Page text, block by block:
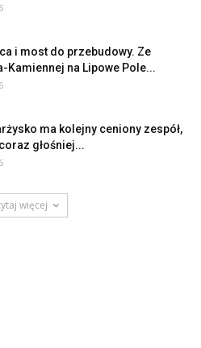
i most do przebudowy. Ze
Kamiennej na Lipowe Pole...
ma kolejny ceniony zespół,
głośniej...
więcej